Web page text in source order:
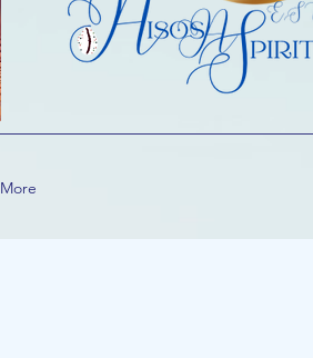
More